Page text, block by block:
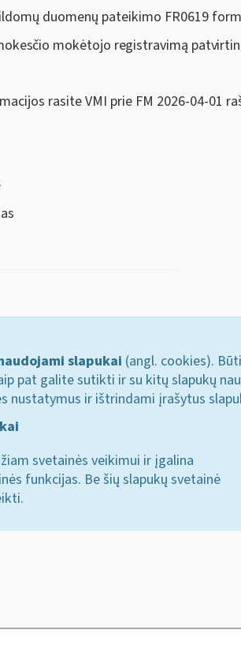
duomenų pateikimo FR0619
mokėtojo registravimą
rasite VMI prie FM 2026-04-01
slapukai (angl. cookies).
pat galite sutikti ir su kitų slapukų
nustatymus ir ištrindami įrašytus
svetainės veikimui ir įgalina
funkcijas. Be šių slapukų svetainė